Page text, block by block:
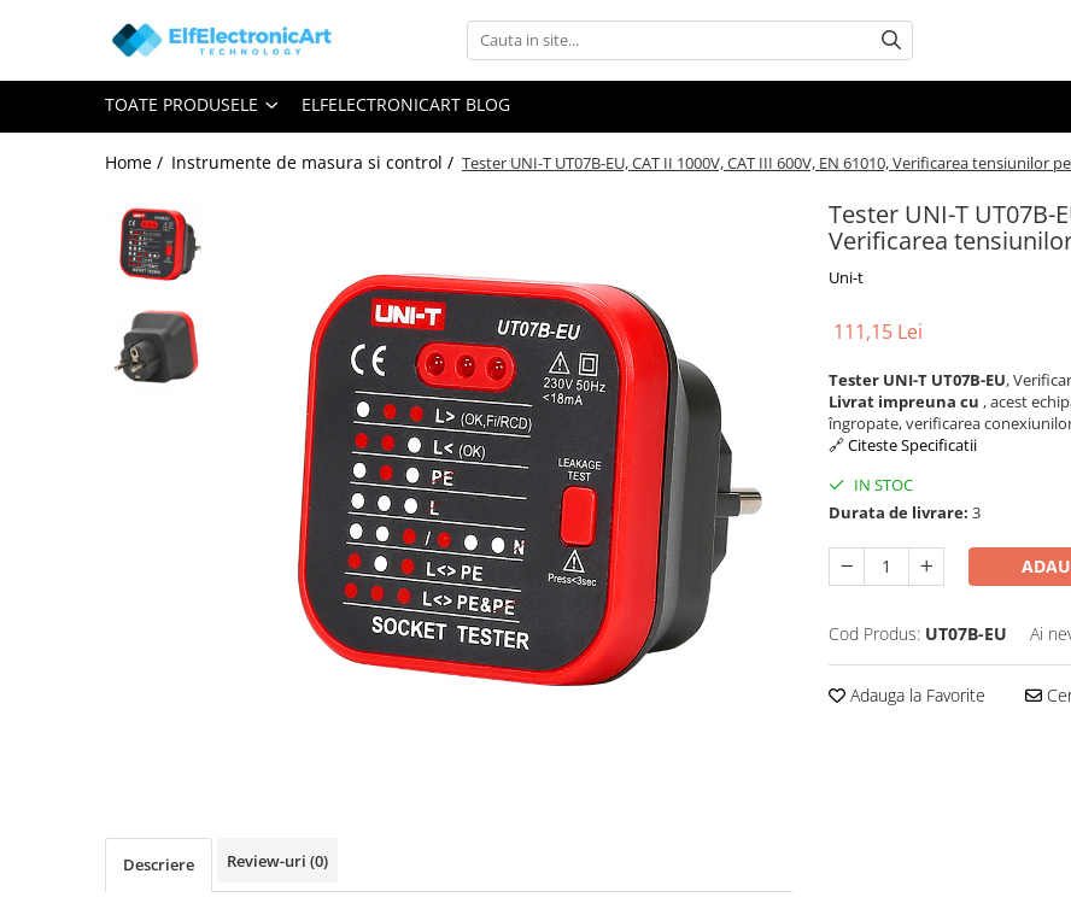
Toate Produsele
Audio
Clesti Ampermetrici
Multimetre Digitale
Surse de alimentare
Termometre
Osciloscoape TELEDYNE LECROY
Osciloscoape UNI-T
TOATE PRODUSELE ELFELECTRONICART BLOG
Home / Instrumente de masura si control / Tester UNI-T UT07B-EU, CAT II 1000V, CAT III 600V, EN 61010, Verificarea tensiunilor
Tester UNI-T UT07B-
Verificarea
Uni-t
111,15 Lei
Tester UNI-T UT07B-EU,
Livrat impreuna cu , acest
îngropate, verificarea
🔗 Citeste Specificatii
IN STOC
Durata de livrare: 3
Cod Produs: UT07B-EU Ai
Adauga la Favorite
Descriere Review-uri (0)